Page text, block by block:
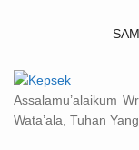
Assalamu’alaikum
Wata’ala, Tuhan